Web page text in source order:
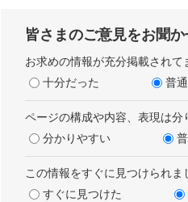
皆さまのご意見をお聞
お求めの情報が充分掲載されて
十分だった
普通
ページの構成や内容、表現は分
分かりやすい
この情報をすぐに見つけられま
すぐに見つけた